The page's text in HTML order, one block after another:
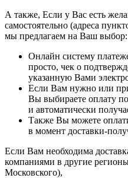
А также, Если у Вас есть
самостоятельно (адреса
мы предлагаем на Ваш выбор:
Онлайн систему
просто, чек о
указанную Вами
Если Вам нужно или
Вы выбираете оплату
и автоматически
Также Вы можете
в момент доставки-
Если Вам необходима
компаниями в другие
Московского),